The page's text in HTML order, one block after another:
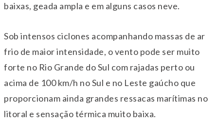
baixas, geada ampla e em alguns casos neve.
Sob intensos ciclones acompanhando massas de ar
frio de maior intensidade, o vento pode ser muito
forte no Rio Grande do Sul com rajadas perto ou
acima de 100 km/h no Sul e no Leste gaúcho que
proporcionam ainda grandes ressacas marítimas no
litoral e sensação térmica muito baixa.